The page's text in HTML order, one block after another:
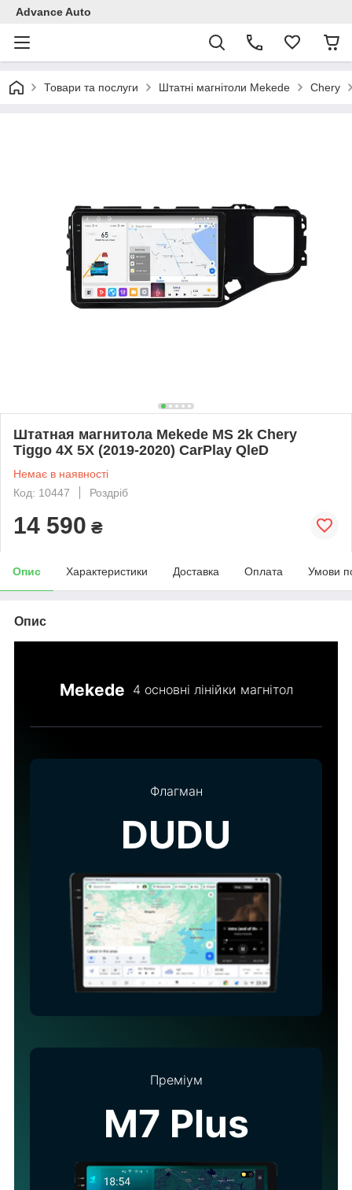
Advance Auto
Товари та послуги Штатні магнітоли Mekede Chery
Штатная магнитола Mekede MS 2k Chery
Tiggo 4X 5X (2019-2020) CarPlay QleD
Немає в наявності
Код: 10447
Роздріб
14 590 ₴
Опис Характеристики Доставка Оплата Умови
Опис
Mekede 4 основні лінійки магнітол
Флагман
DUDU
Преміум
M7 Plus